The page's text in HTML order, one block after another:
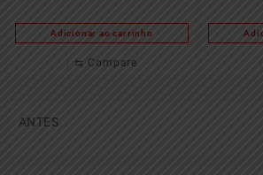
Adicionar ao carrinho
⇆ Compare
ANTES